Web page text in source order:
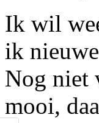
Ik wil
ik
Nog niet
mooi,